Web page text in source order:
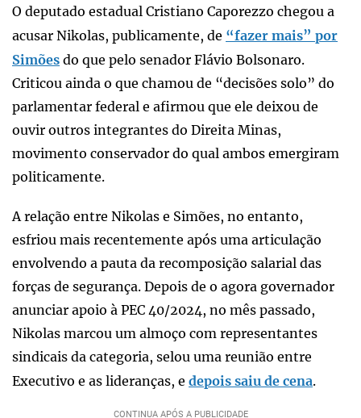
O deputado estadual Cristiano Caporezzo chegou a
acusar Nikolas, publicamente, de “fazer mais” por
Simões do que pelo senador Flávio Bolsonaro.
Criticou ainda o que chamou de “decisões solo” do
parlamentar federal e afirmou que ele deixou de
ouvir outros integrantes do Direita Minas,
movimento conservador do qual ambos emergiram
politicamente.
A relação entre Nikolas e Simões, no entanto,
esfriou mais recentemente após uma articulação
envolvendo a pauta da recomposição salarial das
forças de segurança. Depois de o agora governador
anunciar apoio à PEC 40/2024, no mês passado,
Nikolas marcou um almoço com representantes
sindicais da categoria, selou uma reunião entre
Executivo e as lideranças, e depois saiu de cena.